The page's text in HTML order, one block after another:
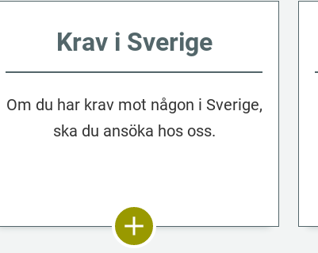
Krav i Sverige
Om du har krav mot någon i Sverige,
ska du ansöka hos oss.